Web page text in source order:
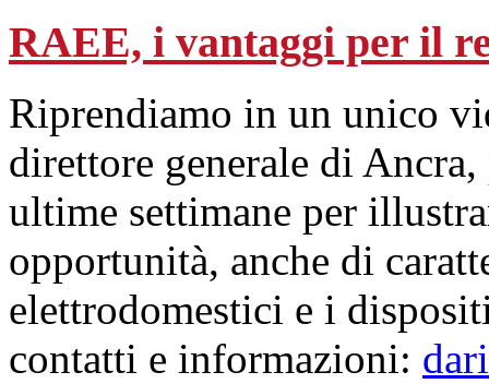
RAEE, i vantaggi per il
Riprendiamo in un unico
direttore generale di
ultime settimane per
opportunità, anche di
elettrodomestici e i
contatti e informazioni: